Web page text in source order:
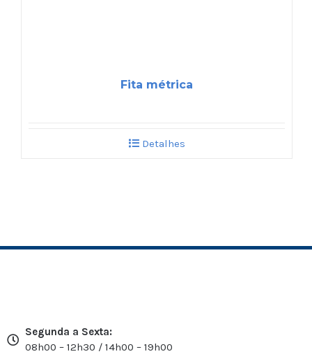
Fita métrica
Detalhes
Segunda a Sexta:
08h00 – 12h30 / 14h00 – 19h00